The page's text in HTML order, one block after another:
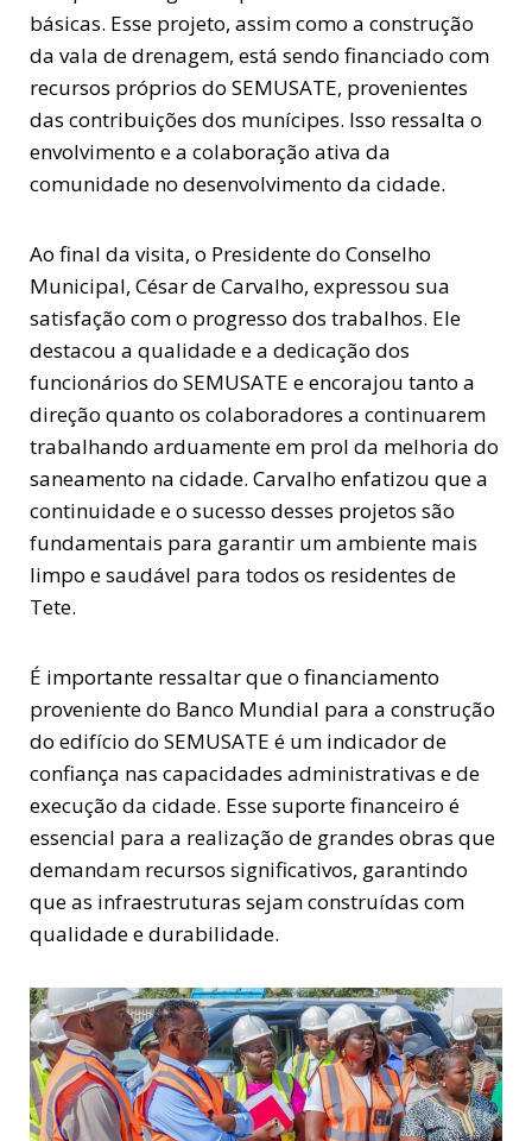
básicas. Esse projeto, assim como a construção
da vala de drenagem, está sendo financiado com
recursos próprios do SEMUSATE, provenientes
das contribuições dos munícipes. Isso ressalta o
envolvimento e a colaboração ativa da
comunidade no desenvolvimento da cidade.
Ao final da visita, o Presidente do Conselho
Municipal, César de Carvalho, expressou sua
satisfação com o progresso dos trabalhos. Ele
destacou a qualidade e a dedicação dos
funcionários do SEMUSATE e encorajou tanto a
direção quanto os colaboradores a continuarem
trabalhando arduamente em prol da melhoria do
saneamento na cidade. Carvalho enfatizou que a
continuidade e o sucesso desses projetos são
fundamentais para garantir um ambiente mais
limpo e saudável para todos os residentes de
Tete.
É importante ressaltar que o financiamento
proveniente do Banco Mundial para a construção
do edifício do SEMUSATE é um indicador de
confiança nas capacidades administrativas e de
execução da cidade. Esse suporte financeiro é
essencial para a realização de grandes obras que
demandam recursos significativos, garantindo
que as infraestruturas sejam construídas com
qualidade e durabilidade.